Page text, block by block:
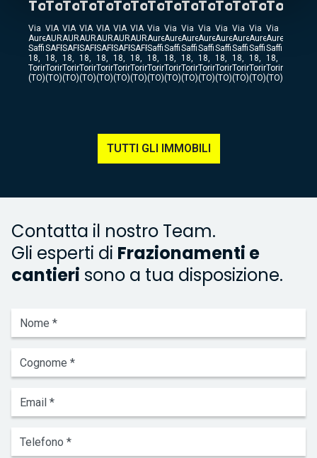
Torino
Via
Aurelio
Saffi
18,
Torino
(TO)
Torino
VIA
AURELIO
SAFFI
18,
Torino
(TO)
Torino
VIA
AURELIO
SAFFI
18,
Torino
(TO)
Torino
VIA
AURELIO
SAFFI
18,
Torino
(TO)
Torino
VIA
AURELIO
SAFFI
18,
Torino
(TO)
Torino
VIA
AURELIO
SAFFI
18,
Torino
(TO)
Torino
VIA
AURELIO
SAFFI
18,
Torino
(TO)
Torino
Via
Aurelio
Saffi
18,
Torino
(TO)
Torino
Via
Aurelio
Saffi
18,
Torino
(TO)
Torino
Via
Aurelio
Saffi
18,
Torino
(TO)
Torino
Via
Aurelio
Saffi
18,
Torino
(TO)
Torino
Via
Aurelio
Saffi
18,
Torino
(TO)
Torino
Via
Aurelio
Saffi
18,
Torino
(TO)
Torino
Via
Aurelio
Saffi
18,
Torino
(TO)
Torino
Via
Aurelio
Saffi
18,
Torino
(TO)
TUTTI GLI IMMOBILI
Contatta il nostro Team.
Gli esperti di Frazionamenti e
cantieri sono a tua disposizione.